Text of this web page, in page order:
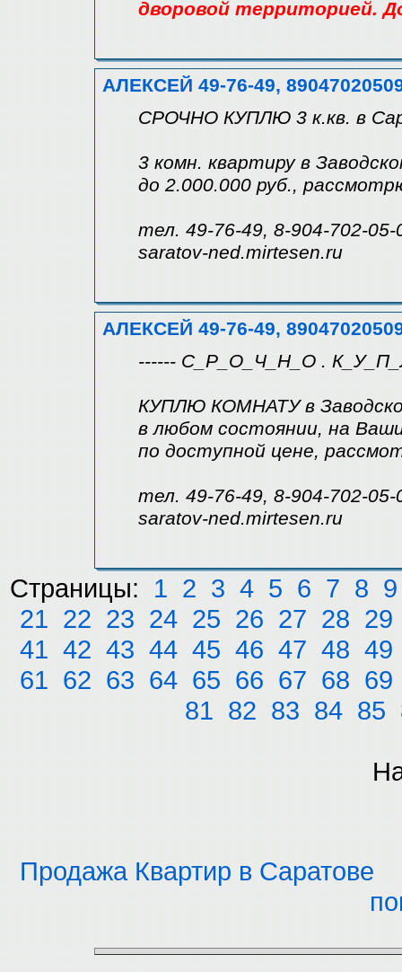
дворовой территорией.
АЛЕКСЕЙ 49-76-49,
СРОЧНО КУПЛЮ 3 к.кв. в
3 комн. квартиру в
до 2.000.000 руб.,
тел. 49-76-49, 8-904-702-05-
saratov-ned.mirtesen.ru
АЛЕКСЕЙ 49-76-49,
------ С_Р_О_Ч_Н_О .
КУПЛЮ КОМНАТУ в
в любом состоянии, на
по доступной цене,
тел. 49-76-49, 8-904-702-05-
saratov-ned.mirtesen.ru
Страницы: 1 2 3 4 5 6 7 8 9
21 22 23 24 25 26 27 28 29
41 42 43 44 45 46 47 48 49
61 62 63 64 65 66 67 68 69
81 82 83 84 85
Продажа Квартир в Саратове